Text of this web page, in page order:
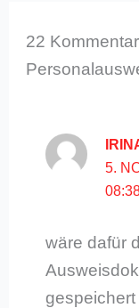
22
5.
wäre dafür